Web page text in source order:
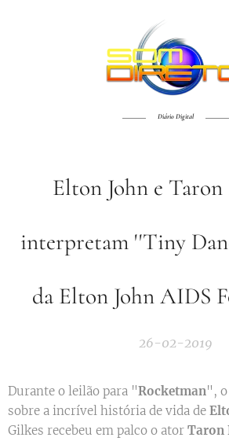
Diário Digital
Elton John e
interpretam ''Tiny
da Elton John AIDS
26-02-2019
Durante o leilão para "Rocketman",
sobre a incrível história de vida de
Gilkes recebeu em palco o ator Taron